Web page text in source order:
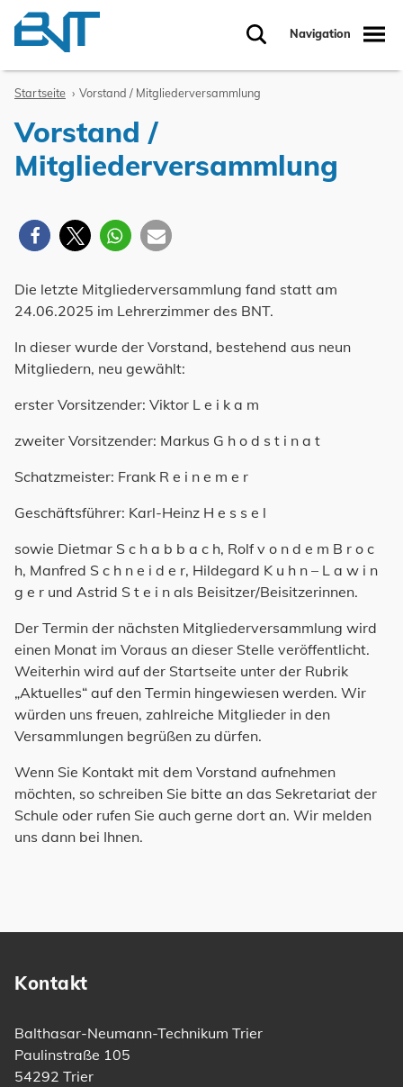
Zum Inhalt springen Navigation
Startseite Vorstand / Mitgliederversammlung
Vorstand /
Mitgliederversammlung
Die letzte Mitgliederversammlung fand statt am
24.06.2025 im Lehrerzimmer des BNT.
In dieser wurde der Vorstand, bestehend aus neun
Mitgliedern, neu gewählt:
erster Vorsitzender: Viktor L e i k a m
zweiter Vorsitzender: Markus G h o d s t i n a t
Schatzmeister: Frank R e i n e m e r
Geschäftsführer: Karl-Heinz H e s s e l
sowie Dietmar S c h a b b a c h, Rolf v o n d e m B r o c
h, Manfred S c h n e i d e r, Hildegard K u h n – L a w i n
g e r und Astrid S t e i n als Beisitzer/Beisitzerinnen.
Der Termin der nächsten Mitgliederversammlung wird
einen Monat im Voraus an dieser Stelle veröffentlicht.
Weiterhin wird auf der Startseite unter der Rubrik
„Aktuelles“ auf den Termin hingewiesen werden. Wir
würden uns freuen, zahlreiche Mitglieder in den
Versammlungen begrüßen zu dürfen.
Wenn Sie Kontakt mit dem Vorstand aufnehmen
möchten, so schreiben Sie bitte an das Sekretariat der
Schule oder rufen Sie auch gerne dort an. Wir melden
uns dann bei Ihnen.
Kontakt
Balthasar-Neumann-Technikum Trier
Paulinstraße 105
54292 Trier